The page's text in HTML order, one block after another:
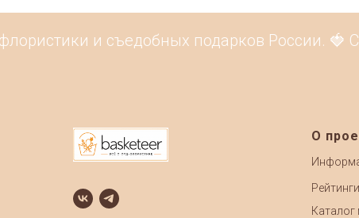
и съедобных подарков России. 🍓
О
Рейтинги
Каталог